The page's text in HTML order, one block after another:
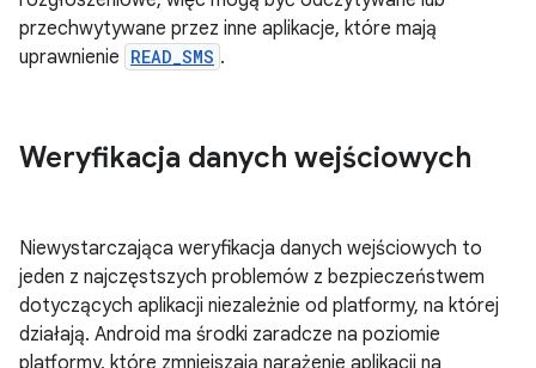
przechwytywane przez inne aplikacje, które mają
uprawnienie READ_SMS .
Weryfikacja danych wejściowych
Niewystarczająca weryfikacja danych wejściowych to
jeden z najczęstszych problemów z bezpieczeństwem
dotyczących aplikacji niezależnie od platformy, na której
działają. Android ma środki zaradcze na poziomie
platformy, które zmniejszają narażenie aplikacji na